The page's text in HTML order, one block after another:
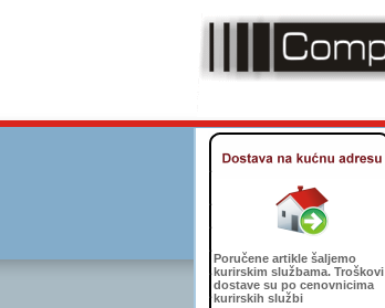
Poručene artikle šaljemo
kurirskim službama. Troškovi
dostave su po cenovnicima
kurirskih službi